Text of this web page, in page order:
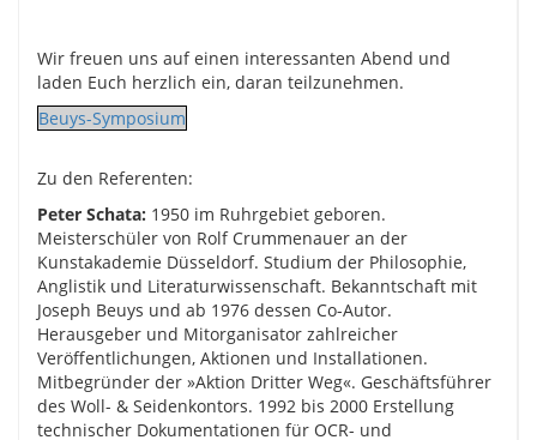
Wir freuen uns auf einen interessanten Abend und
laden Euch herzlich ein, daran teilzunehmen.
Beuys-Symposium
Zu den Referenten:
Peter Schata: 1950 im Ruhrgebiet geboren.
Meisterschüler von Rolf Crummenauer an der
Kunstakademie Düsseldorf. Studium der Philosophie,
Anglistik und Literaturwissenschaft. Bekanntschaft mit
Joseph Beuys und ab 1976 dessen Co-Autor.
Herausgeber und Mitorganisator zahlreicher
Veröffentlichungen, Aktionen und Installationen.
Mitbegründer der »Aktion Dritter Weg«. Geschäftsführer
des Woll- & Seidenkontors. 1992 bis 2000 Erstellung
technischer Dokumentationen für OCR- und